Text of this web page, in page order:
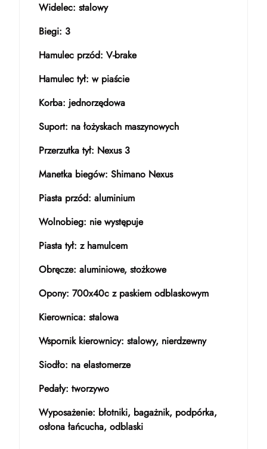
Widelec: stalowy
Biegi: 3
Hamulec przód: V-brake
Hamulec tył: w piaście
Korba: jednorzędowa
Suport: na łożyskach maszynowych
Przerzutka tył: Nexus 3
Manetka biegów: Shimano Nexus
Piasta przód: aluminium
Wolnobieg: nie występuje
Piasta tył: z hamulcem
Obręcze: aluminiowe, stożkowe
Opony: 700x40c z paskiem odblaskowym
Kierownica: stalowa
Wspornik kierownicy: stalowy, nierdzewny
Siodło: na elastomerze
Pedały: tworzywo
Wyposażenie: błotniki, bagażnik, podpórka,
osłona łańcucha, odblaski